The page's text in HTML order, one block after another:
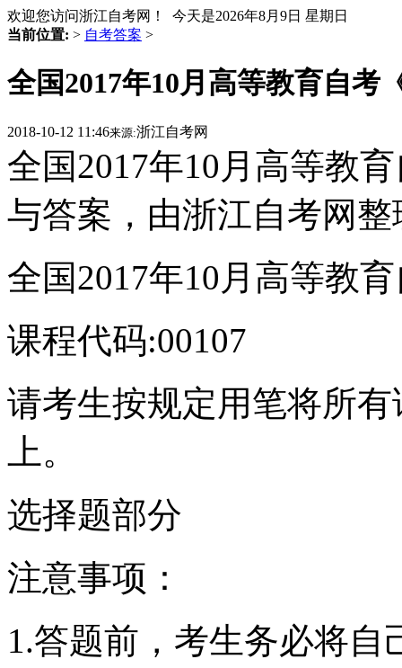
欢迎您访问浙江自考网！ 今天是2026年8月9日 星期日
当前位置: > 自考答案 >
全国2017年10月高等教育自考
2018-10-12 11:46来源:浙江自考网
全国2017年10月高等教
与答案，由浙江自考网
全国2017年10月高等教
课程代码:00107
请考生按规定用笔将所
上。
选择题部分
注意事项：
1.答题前，考生务必将